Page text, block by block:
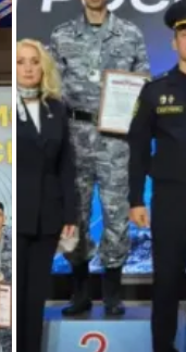
района Л.С.Волкова,
совета
И.М. Кириллов,
МО СП
Винокурова и жители
Вечная память